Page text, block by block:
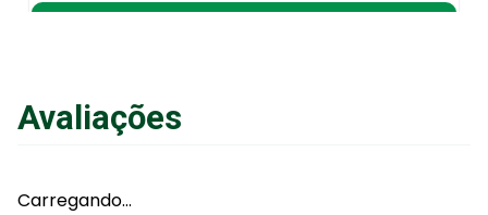
Avaliações
Carregando…